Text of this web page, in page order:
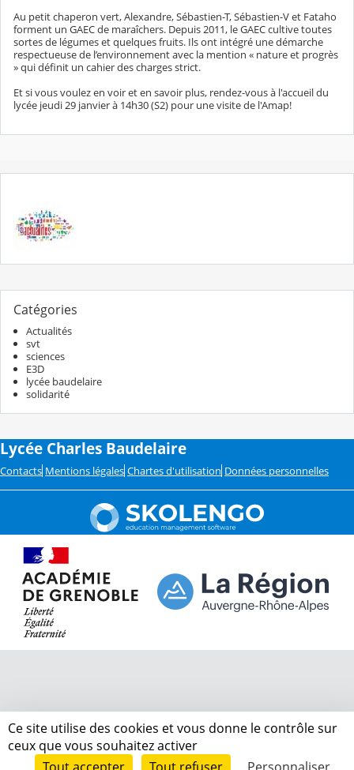
Au petit chaperon vert,Alexandre, Sébastien-T, Sébastien-V et Fataho
forment un GAEC de maraîchers. Depuis 2011, le GAEC cultive toutes
sortes de légumes et quelques fruits. Ils ont intégré une démarche
respectueuse de l’environnement avec la mention « nature et progrès
» qui définit un cahier des charges strict.
Et si vous voulez en voir et en savoir plus, rendez-vous à l'accueil du
lycée jeudi 29 janvier à 14h30 (S2) pour une visite de l'Amap!
Catégories
Actualités
svt
sciences
E3D
lycée baudelaire
solidarité
Lycée Charles Baudelaire
Contacts Mentions légales Chartes d'utilisation Données personnelles
Ce site utilise des cookies et vous donne le contrôle sur
ceux que vous souhaitez activer